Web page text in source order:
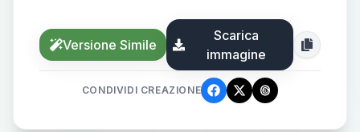
Versione Simile
Scarica
immagine
CONDIVIDI CREAZIONE